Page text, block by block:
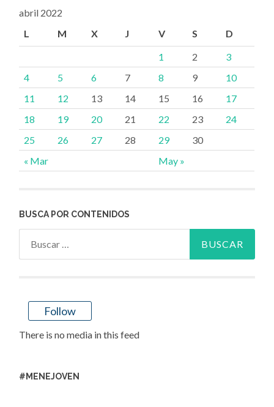
abril 2022
L
M X J V S D
« Mar May »
1 2
3
4
5 6 7 8 9
10
11
12 13 14 15 16
17
18
19 20 21 22 23
24
25
26 27 28 29 30
BUSCA POR CONTENIDOS
Follow
There is no media in this feed
#MENEJOVEN